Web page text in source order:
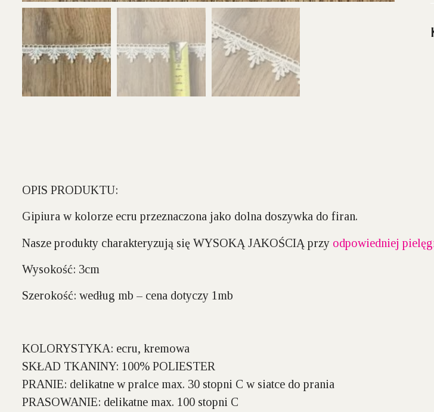
OPIS PRODUKTU:
Gipiura w kolorze ecru przeznaczona jako dolna doszywka do firan.
Nasze produkty charakteryzują się WYSOKĄ JAKOŚCIĄ przy odpowiedniej
Wysokość: 3cm
Szerokość: według mb – cena dotyczy 1mb
KOLORYSTYKA: ecru, kremowa
SKŁAD TKANINY: 100% POLIESTER
PRANIE: delikatne w pralce max. 30 stopni C w siatce do prania
PRASOWANIE: delikatne max. 100 stopni C